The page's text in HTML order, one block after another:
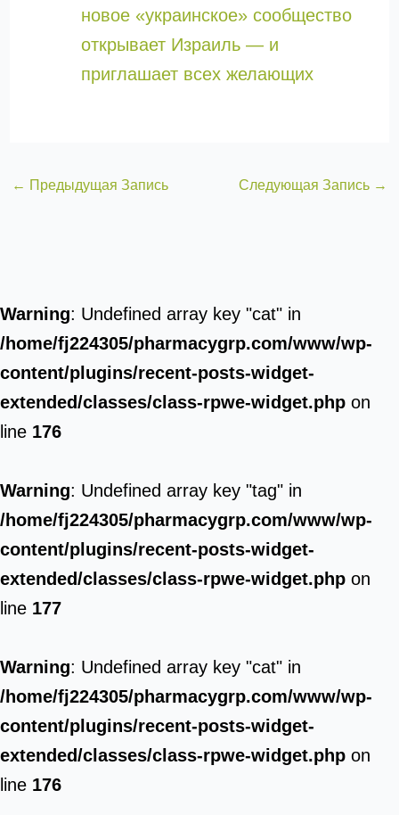
новое «украинское» сообщество
открывает Израиль — и
приглашает всех желающих
← Предыдущая Запись Следующая Запись →
Warning: Undefined array key "cat" in
/home/fj224305/pharmacygrp.com/www/wp-
content/plugins/recent-posts-widget-
extended/classes/class-rpwe-widget.php on
line 176
Warning: Undefined array key "tag" in
/home/fj224305/pharmacygrp.com/www/wp-
content/plugins/recent-posts-widget-
extended/classes/class-rpwe-widget.php on
line 177
Warning: Undefined array key "cat" in
/home/fj224305/pharmacygrp.com/www/wp-
content/plugins/recent-posts-widget-
extended/classes/class-rpwe-widget.php on
line 176